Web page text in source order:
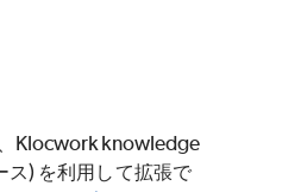
Klocwork knowledge
ス) を利用して拡張で